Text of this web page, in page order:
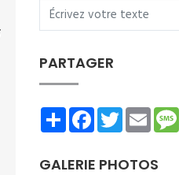
PARTAGER
ShareFacebookTwitterEmail
GALERIE PHOTOS